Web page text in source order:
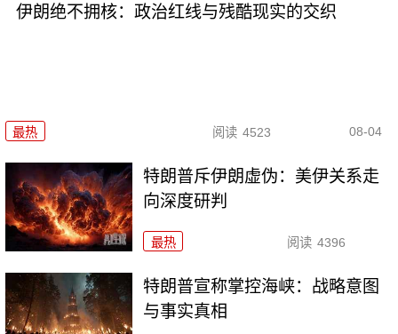
伊朗绝不拥核：政治红线与残酷现实的交织
最热 阅读 4523 08-04
特朗普斥伊朗虚伪：美伊关系走
向深度研判
最热 阅读 4396
特朗普宣称掌控海峡：战略意图
与事实真相